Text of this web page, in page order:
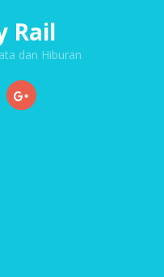
Rail
dan Hiburan